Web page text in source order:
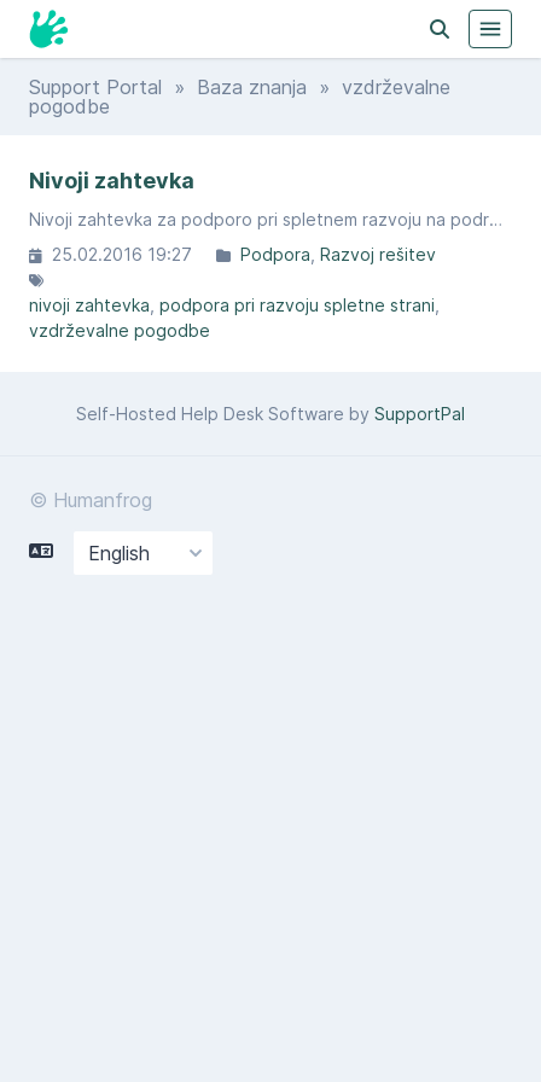
Support Portal » Baza znanja » vzdrževalne
pogodbe
Nivoji zahtevka
Nivoji zahtevka za podporo pri spletnem razvoju na področju SPRD.digital. Te nivoji ne veljajo za Zabec.net
25.02.2016 19:27
Podpora Razvoj rešitev
nivoji zahtevka podpora pri razvoju spletne strani
vzdrževalne pogodbe
Self-Hosted Help Desk Software by SupportPal
© Humanfrog